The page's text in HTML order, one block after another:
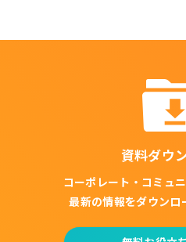
資料ダウ
コーポレート・コミュ
最新の情報をダウンロ